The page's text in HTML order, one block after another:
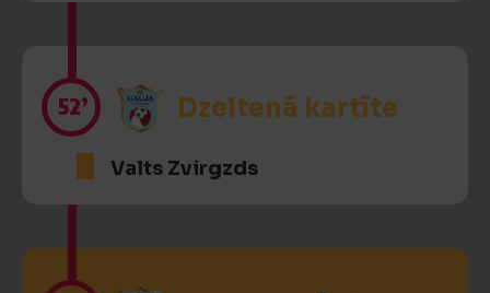
52’ Dzeltenā kartīte
Valts Zvirgzds